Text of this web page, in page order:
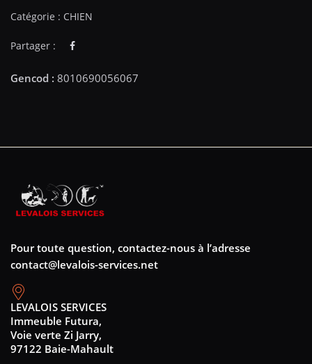
Catégorie : CHIEN
Partager :
Pour toute question, contactez-nous à l’adresse
contact@levalois-services.net
LEVALOIS SERVICES
Immeuble Futura,
Voie verte Zi Jarry,
97122 Baie-Mahault